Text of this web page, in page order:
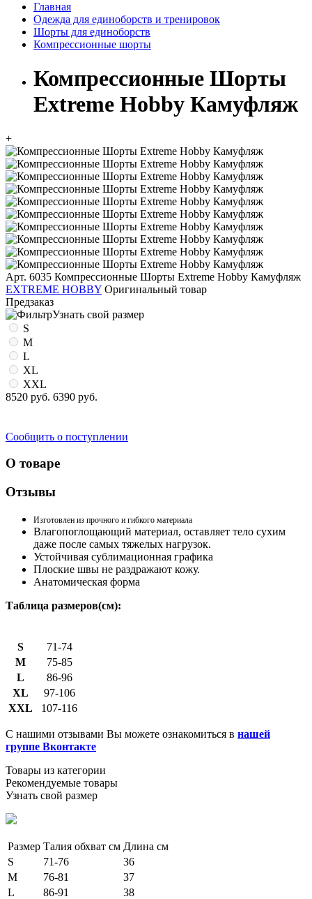
Главная
Одежда для единоборств и тренировок
Шорты для единоборств
Компрессионные шорты
Компрессионные Шорты
Extreme Hobby Камуфляж
+
Арт. 6035 Компрессионные Шорты Extreme Hobby Камуфляж
EXTREME HOBBY Оригинальный товар
Предзаказ
Узнать свой размер
S
M
L
XL
XXL
8520 руб. 6390 руб.
Сообщить о поступлении
О товаре
Отзывы
Изготовлен из прочного и гибкого материала
Влагопоглощающий материал, оставляет тело сухим
даже после самых тяжелых нагрузок.
Устойчивая сублимационная графика
Плоские швы не раздражают кожу.
Анатомическая форма
Таблица размеров(см):
S
71-74
M
75-85
L
86-96
XL
97-106
XXL
107-116
С нашими отзывами Вы можете ознакомиться в нашей
группе Вконтакте
Товары из категории
Рекомендуемые товары
Узнать свой размер
Размер Талия обхват см Длина см
S
71-76
36
M
76-81
37
L
86-91
38